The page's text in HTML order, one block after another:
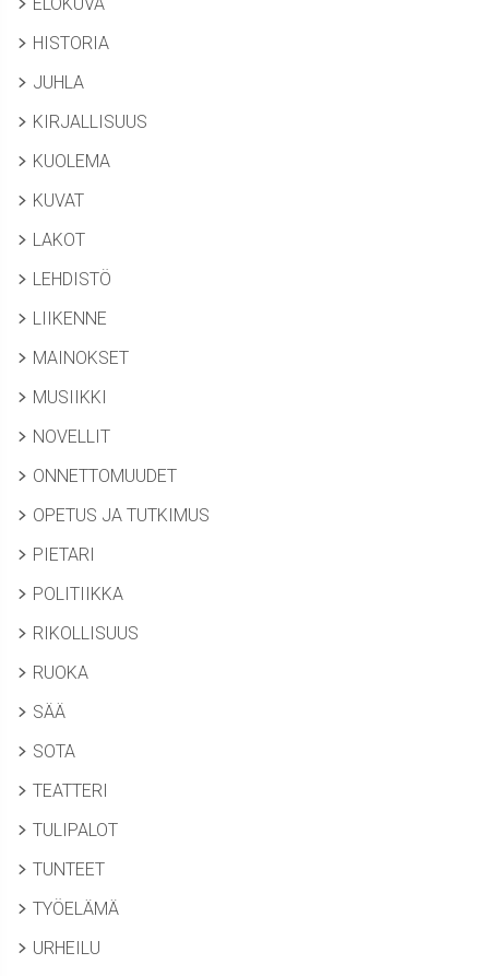
HISTORIA
JUHLA
KIRJALLISUUS
KUOLEMA
KUVAT
LAKOT
LEHDISTÖ
LIIKENNE
MAINOKSET
MUSIIKKI
NOVELLIT
ONNETTOMUUDET
OPETUS JA TUTKIMUS
PIETARI
POLITIIKKA
RIKOLLISUUS
RUOKA
SÄÄ
SOTA
TEATTERI
TULIPALOT
TUNTEET
TYÖELÄMÄ
URHEILU